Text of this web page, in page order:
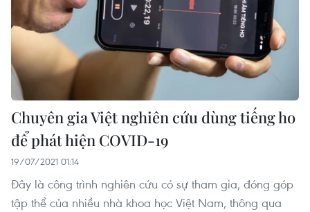
Chuyên gia Việt nghiên cứu dùng tiếng ho
để phát hiện COVID-19
19/07/2021 01:14
Đây là công trình nghiên cứu có sự tham gia, đóng góp
tập thể của nhiều nhà khoa học Việt Nam, thông qua